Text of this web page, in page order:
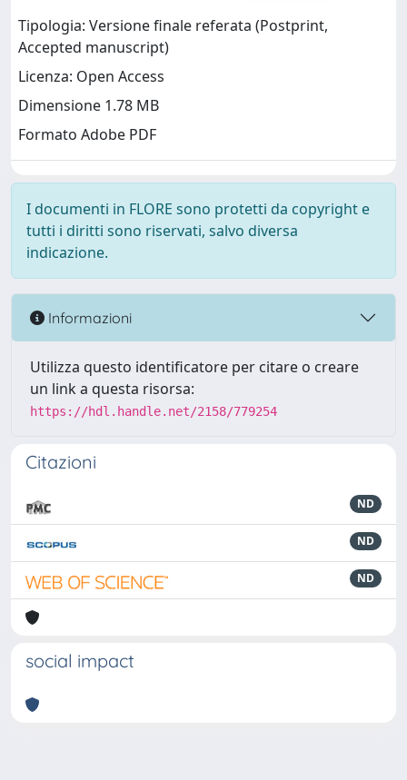
Tipologia: Versione finale referata (Postprint,
Accepted manuscript)
Licenza: Open Access
Dimensione 1.78 MB
Formato Adobe PDF
I documenti in FLORE sono protetti da copyright e
tutti i diritti sono riservati, salvo diversa
indicazione.
Informazioni
Utilizza questo identificatore per citare o creare
un link a questa risorsa:
https://hdl.handle.net/2158/779254
Citazioni
ND
ND
ND
social impact